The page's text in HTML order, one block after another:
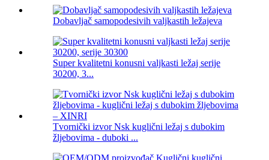
Dobavljač samopodesivih valjkastih ležajeva
Super kvalitetni konusni valjkasti ležaj serije
30200, 3...
Tvornički izvor Nsk kuglični ležaj s dubokim
žljebovima - duboki ...